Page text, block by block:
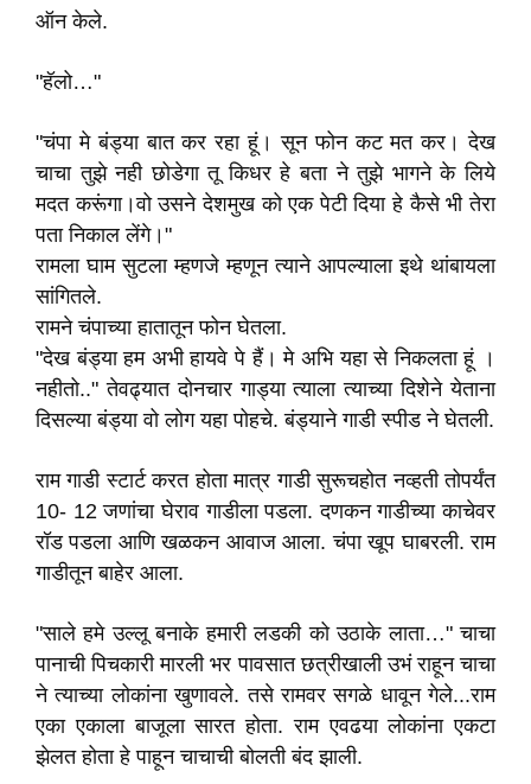
ऑन केले.
"हॅलो…"
"चंपा मे बंड्या बात कर रहा हूं। सून फोन कट मत कर। देख
चाचा तुझे नही छोडेगा तू किधर हे बता ने तुझे भागने के लिये
मदत करूंगा।वो उसने देशमुख को एक पेटी दिया हे कैसे भी तेरा
पता निकाल लेंगे।"
रामला घाम सुटला म्हणजे म्हणून त्याने आपल्याला इथे थांबायला
सांगितले.
रामने चंपाच्या हातातून फोन घेतला.
"देख बंड्या हम अभी हायवे पे हैं। मे अभि यहा से निकलता हूं ।
नहीतो.." तेवढ्यात दोनचार गाड्या त्याला त्याच्या दिशेने येताना
दिसल्या बंड्या वो लोग यहा पोहचे. बंड्याने गाडी स्पीड ने घेतली.
राम गाडी स्टार्ट करत होता मात्र गाडी सुरूचहोत नव्हती तोपर्यंत
10- 12 जणांचा घेराव गाडीला पडला. दणकन गाडीच्या काचेवर
रॉड पडला आणि खळकन आवाज आला. चंपा खूप घाबरली. राम
गाडीतून बाहेर आला.
"साले हमे उल्लू बनाके हमारी लडकी को उठाके लाता…" चाचा
पानाची पिचकारी मारली भर पावसात छत्रीखाली उभं राहून चाचा
ने त्याच्या लोकांना खुणावले. तसे रामवर सगळे धावून गेले...राम
एका एकाला बाजूला सारत होता. राम एवढया लोकांना एकटा
झेलत होता हे पाहून चाचाची बोलती बंद झाली.